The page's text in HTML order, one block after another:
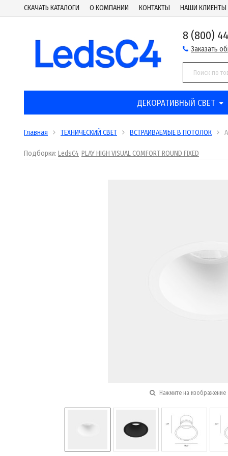
СКАЧАТЬ КАТАЛОГИ О КОМПАНИИ КОНТАКТЫ НАШИ КЛИЕНТЫ
8 (800)
Заказать
ДЕКОРАТИВНЫЙ СВЕТ
Главная ТЕХНИЧЕСКИЙ СВЕТ ВСТРАИВАЕМЫЕ В ПОТОЛОК
Подборки: LedsC4 PLAY HIGH VISUAL COMFORT ROUND FIXED
Нажмите на изображение